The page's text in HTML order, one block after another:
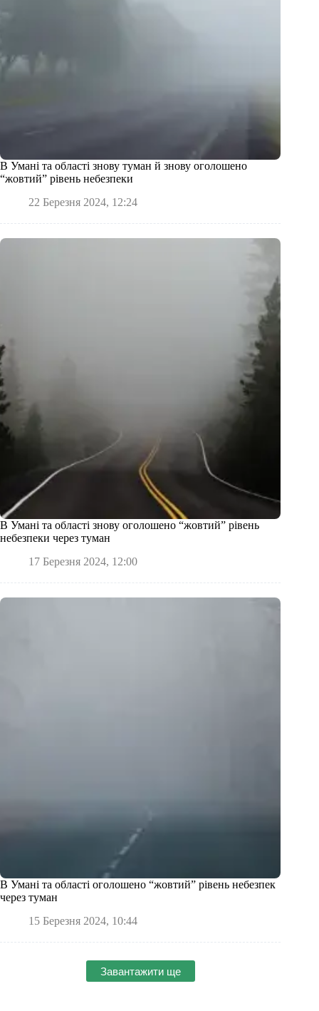
В Умані та області знову туман й знову оголошено
“жовтий” рівень небезпеки
22 Березня 2024, 12:24
В Умані та області знову оголошено “жовтий” рівень
небезпеки через туман
17 Березня 2024, 12:00
В Умані та області оголошено “жовтий” рівень небезпек
через туман
15 Березня 2024, 10:44
Завантажити ще